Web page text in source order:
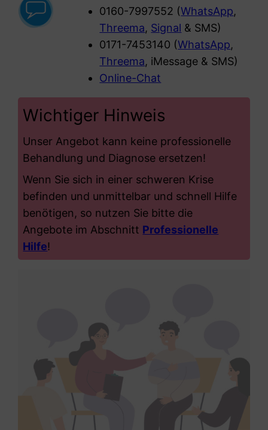
0160-7997552 (WhatsApp,
Threema, Signal & SMS)
0171-7453140 (WhatsApp,
Threema, iMessage & SMS)
Online-Chat
Wichtiger Hinweis
Unser Angebot kann keine professionelle
Behandlung und Diagnose ersetzen!
Wenn Sie sich in einer schweren Krise
befinden und unmittelbar und schnell Hilfe
benötigen, so nutzen Sie bitte die
Angebote im Abschnitt Professionelle
Hilfe!